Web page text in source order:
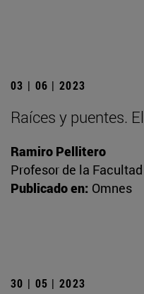
03 | 06 | 2023
Raíces y puentes.
Ramiro Pellitero
Profesor de la
Publicado en: Omnes
30 | 05 | 2023